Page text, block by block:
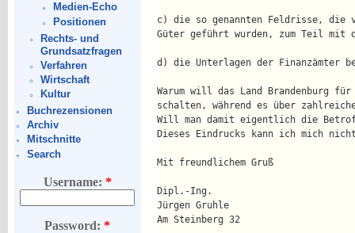
Medien-Echo
Positionen
Rechts- und
Grundsatzfragen
Verfahren
Wirtschaft
Kultur
Buchrezensionen
Archiv
Mitschnitte
Search
Username: *
Password:*
c) die so genannten Feldrisse,
Güter geführt wurden, zum Teil mit
d) die Unterlagen der Finanzämter
Warum will das Land Brandenburg
schalten, während es über
Will man damit eigentlich die
Dieses Eindrucks kann ich mich
Mit freundlichem Gruß
Dipl.-Ing.
Jürgen Gruhle
Am Steinberg 32